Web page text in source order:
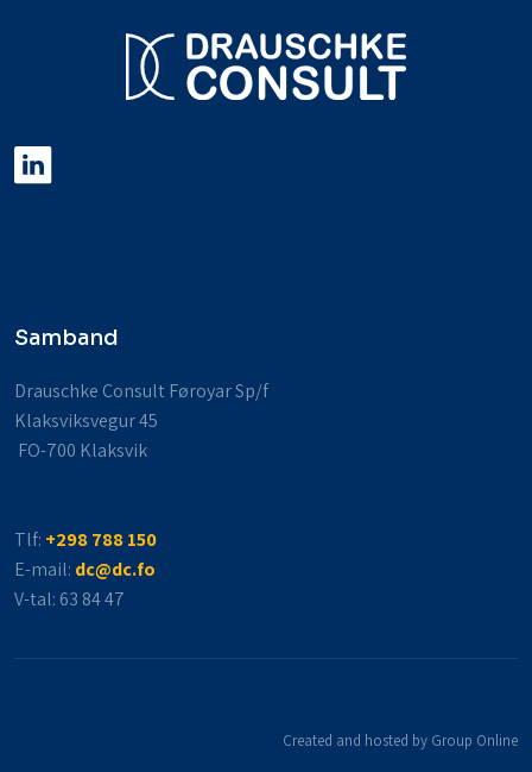
Samband
Drauschke Consult Føroyar Sp/f
Klaksviksvegur 45
​ FO-700 Klaksvik
Tlf: +298 788 150
E-mail: dc@dc.fo
V-tal​: 63 84 47
Created and hosted by Group Online